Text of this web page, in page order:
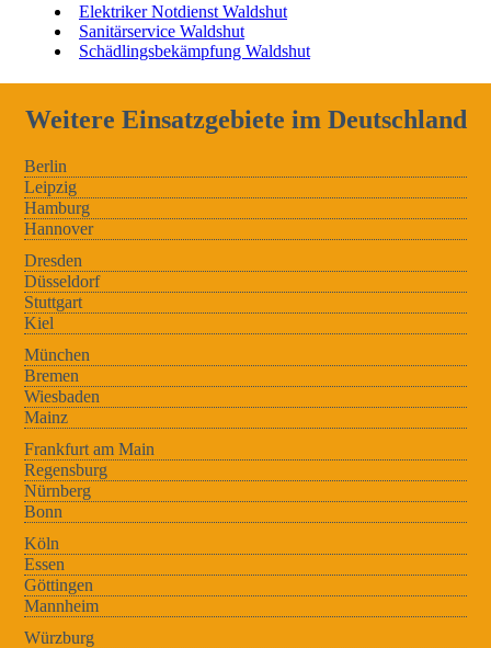
Elektriker Notdienst Waldshut
Sanitärservice Waldshut
Schädlingsbekämpfung Waldshut
Weitere Einsatzgebiete im Deutschland
Berlin
Leipzig
Hamburg
Hannover
Dresden
Düsseldorf
Stuttgart
Kiel
München
Bremen
Wiesbaden
Mainz
Frankfurt am Main
Regensburg
Nürnberg
Bonn
Köln
Essen
Göttingen
Mannheim
Würzburg